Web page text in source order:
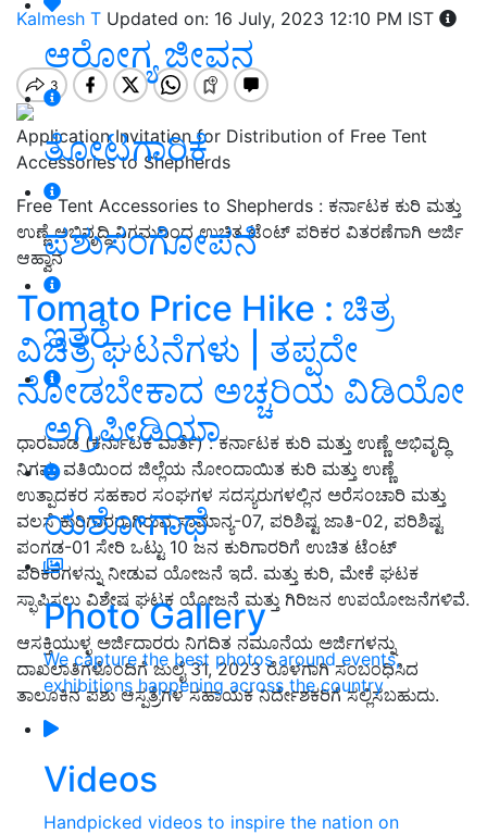
ಆರೋಗ್ಯ ಜೀವನ
ತೋಟಗಾರಿಕೆ
ಪಶುಸಂಗೋಪನೆ
ಇತರೆ
ಅಗ್ರಿಪೀಡಿಯಾ
ಯಶೋಗಾಥೆ
Photo Gallery
We capture the best photos around events,
exhibitions happening across the country
Videos
Handpicked videos to inspire the nation on
Kalmesh T Updated on: 16 July, 2023 12:10 PM IST
Application Invitation for Distribution of Free Tent
Accessories to Shepherds
Free Tent Accessories to Shepherds : ಕರ್ನಾಟಕ ಕುರಿ ಮತ್ತು
ಉಣ್ಣೆ ಅಭಿವೃದ್ಧಿ ನಿಗಮದಿಂದ ಉಚಿತ ಟೆಂಟ್ ಪರಿಕರ ವಿತರಣೆಗಾಗಿ ಅರ್ಜಿ
ಆಹ್ವಾನ
Tomato Price Hike : ಚಿತ್ರ
ವಿಚಿತ್ರ ಘಟನೆಗಳು | ತಪ್ಪದೇ
ನೋಡಬೇಕಾದ ಅಚ್ಚರಿಯ ವಿಡಿಯೋ
ಧಾರವಾಡ (ಕರ್ನಾಟಕ ವಾರ್ತೆ) : ಕರ್ನಾಟಕ ಕುರಿ ಮತ್ತು ಉಣ್ಣೆ ಅಭಿವೃದ್ಧಿ
ನಿಗಮ ವತಿಯಿಂದ ಜಿಲ್ಲೆಯ ನೋಂದಾಯಿತ ಕುರಿ ಮತ್ತು ಉಣ್ಣೆ
ಉತ್ಪಾದಕರ ಸಹಕಾರ ಸಂಘಗಳ ಸದಸ್ಯರುಗಳಲ್ಲಿನ ಅರೆಸಂಚಾರಿ ಮತ್ತು
ವಲಸೆ ಕುರಿಗಾರರಾಗಿರುವ ಸಾಮಾನ್ಯ-07, ಪರಿಶಿಷ್ಟ ಜಾತಿ-02, ಪರಿಶಿಷ್ಟ
ಪಂಗಡ-01 ಸೇರಿ ಒಟ್ಟು 10 ಜನ ಕುರಿಗಾರರಿಗೆ ಉಚಿತ ಟೆಂಟ್
ಪರಿಕರಗಳನ್ನು ನೀಡುವ ಯೋಜನೆ ಇದೆ. ಮತ್ತು ಕುರಿ, ಮೇಕೆ ಘಟಕ
ಸ್ಫಾಪಿಸಲು ವಿಶೇಷ ಘಟಕ ಯೋಜನೆ ಮತ್ತು ಗಿರಿಜನ ಉಪಯೋಜನೆಗಳಿವೆ.
ಆಸಕ್ತಿಯುಳ್ಳ ಅರ್ಜಿದಾರರು ನಿಗದಿತ ನಮೂನೆಯ ಅರ್ಜಿಗಳನ್ನು
ದಾಖಲಾತಿಗಳೊಂದಿಗೆ ಜುಲೈ 31, 2023 ರೊಳಗಾಗಿ ಸಂಬಂಧಿಸಿದ
ತಾಲೂಕಿನ ಪಶು ಆಸ್ಪತ್ರೆಗಳ ಸಹಾಯಕ ನಿರ್ದೇಶಕರಿಗೆ ಸಲ್ಲಿಸಬಹುದು.